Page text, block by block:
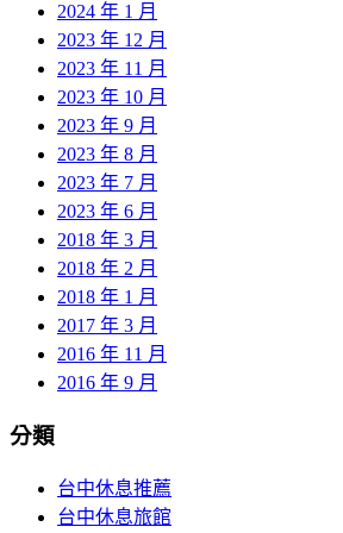
2024 年 1 月
2023 年 12 月
2023 年 11 月
2023 年 10 月
2023 年 9 月
2023 年 8 月
2023 年 7 月
2023 年 6 月
2018 年 3 月
2018 年 2 月
2018 年 1 月
2017 年 3 月
2016 年 11 月
2016 年 9 月
分類
台中休息推薦
台中休息旅館